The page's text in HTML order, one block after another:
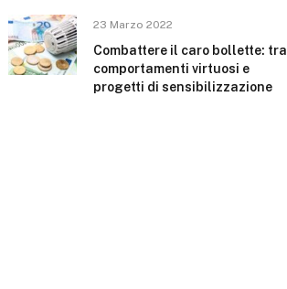
23 Marzo 2022
Combattere il caro bollette: tra
comportamenti virtuosi e
progetti di sensibilizzazione